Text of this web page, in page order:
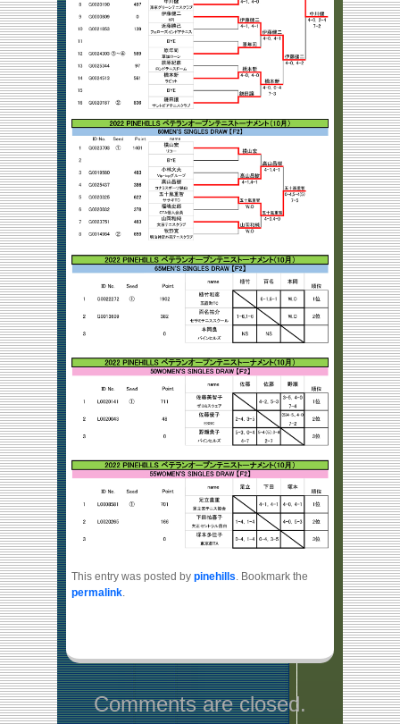
This entry was posted by pinehills. Bookmark the
permalink.
Comments are closed.